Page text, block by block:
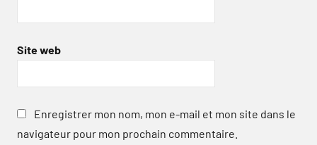
Site web
Enregistrer mon nom, mon e-mail et mon site dans le
navigateur pour mon prochain commentaire.